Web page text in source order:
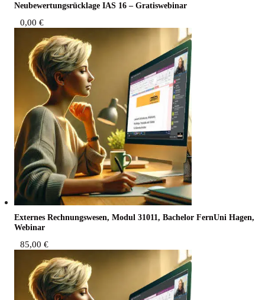
Neu­be­wer­tungs­rück­la­ge IAS 16 – Gratiswebinar
0,00 €
Exter­nes Rech­nungs­we­sen, Modul 31011, Bache­lor Fern­Uni Hagen,
Webinar
85,00 €